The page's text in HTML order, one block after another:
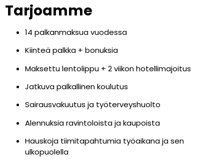
Tarjoamme
14 palkanmaksua vuodessa
Kiinteä palkka + bonuksia
Maksettu lentolippu + 2 viikon hotellimajoitus
Jatkuva palkallinen koulutus
Sairausvakuutus ja työterveyshuolto
Alennuksia ravintoloista ja kaupoista
Hauskoja tiimitapahtumia työaikana ja sen
ulkopuolella